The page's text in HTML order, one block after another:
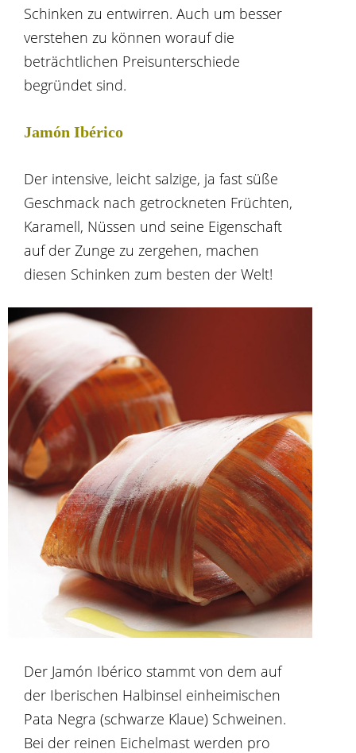
Schinken zu entwirren. Auch um besser
verstehen zu können worauf die
beträchtlichen Preisunterschiede
begründet sind.
Jamón Ibérico
Der intensive, leicht salzige, ja fast süße
Geschmack nach getrockneten Früchten,
Karamell, Nüssen und seine Eigenschaft
auf der Zunge zu zergehen, machen
diesen Schinken zum besten der Welt!
Der Jamón Ibérico stammt von dem auf
der Iberischen Halbinsel einheimischen
Pata Negra (schwarze Klaue) Schweinen.
Bei der reinen Eichelmast werden pro